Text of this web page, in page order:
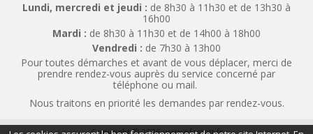
Lundi, mercredi et jeudi : de 8h30 à 11h30 et de 13h30 à
16h00
Mardi : de 8h30 à 11h30 et de 14h00 à 18h00
Vendredi : de 7h30 à 13h00
Pour toutes démarches et avant de vous déplacer, merci de
prendre rendez-vous auprès du service concerné par
téléphone ou mail.
Nous traitons en priorité les demandes par rendez-vous.